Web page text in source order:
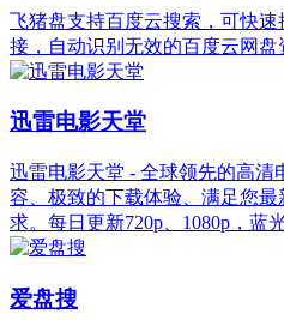
飞猪盘支持百度云搜索，可快
接，自动识别无效的百度云网盘
迅雷电影天堂
迅雷电影天堂 - 全球领先的高清
容、极致的下载体验、满足您
求。每日更新720p、1080p，蓝
爱盘搜